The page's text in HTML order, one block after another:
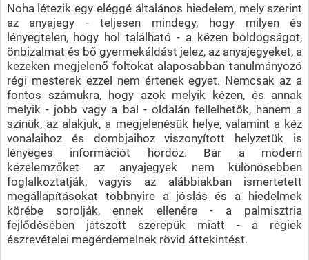
Noha létezik egy eléggé általános hiedelem, mely szerint
az anyajegy - teljesen mindegy, hogy milyen és
lényegtelen, hogy hol található - a kézen boldogságot,
önbizalmat és bő gyermekáldást jelez, az anyajegyeket, a
kezeken megjelenő foltokat alaposabban tanulmányozó
régi mesterek ezzel nem értenek egyet. Nemcsak az a
fontos számukra, hogy azok melyik kézen, és annak
melyik - jobb vagy a bal - oldalán fellelhetők, hanem a
színük, az alakjuk, a megjelenésük helye, valamint a kéz
vonalaihoz és dombjaihoz viszonyított helyzetük is
lényeges információt hordoz. Bár a modern
kézelemzőket az anyajegyek nem különösebben
foglalkoztatják, vagyis az alábbiakban ismertetett
megállapításokat többnyire a jóslás és a hiedelmek
körébe sorolják, ennek ellenére - a palmisztria
fejlődésében játszott szerepük miatt - a régiek
észrevételei megérdemelnek rövid áttekintést.